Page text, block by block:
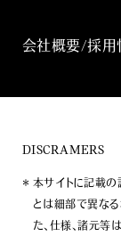
会社概要/採用
DISCRAMERS
本サイトに記載
とは細部で異なる
た、仕様、諸元等